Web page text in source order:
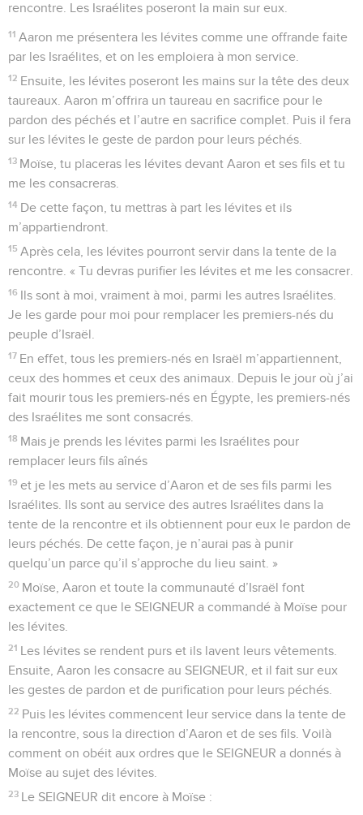
rencontre. Les Israélites poseront la main sur eux.
11 Aaron me présentera les lévites comme une offrande faite
par les Israélites, et on les emploiera à mon service.
12 Ensuite, les lévites poseront les mains sur la tête des deux
taureaux. Aaron m’offrira un taureau en sacrifice pour le
pardon des péchés et l’autre en sacrifice complet. Puis il fera
sur les lévites le geste de pardon pour leurs péchés.
13 Moïse, tu placeras les lévites devant Aaron et ses fils et tu
me les consacreras.
14 De cette façon, tu mettras à part les lévites et ils
m’appartiendront.
15 Après cela, les lévites pourront servir dans la tente de la
rencontre. « Tu devras purifier les lévites et me les consacrer.
16 Ils sont à moi, vraiment à moi, parmi les autres Israélites.
Je les garde pour moi pour remplacer les premiers-nés du
peuple d’Israël.
17 En effet, tous les premiers-nés en Israël m’appartiennent,
ceux des hommes et ceux des animaux. Depuis le jour où j’ai
fait mourir tous les premiers-nés en Égypte, les premiers-nés
des Israélites me sont consacrés.
18 Mais je prends les lévites parmi les Israélites pour
remplacer leurs fils aînés
19 et je les mets au service d’Aaron et de ses fils parmi les
Israélites. Ils sont au service des autres Israélites dans la
tente de la rencontre et ils obtiennent pour eux le pardon de
leurs péchés. De cette façon, je n’aurai pas à punir
quelqu’un parce qu’il s’approche du lieu saint. »
20 Moïse, Aaron et toute la communauté d’Israël font
exactement ce que le SEIGNEUR a commandé à Moïse pour
les lévites.
21 Les lévites se rendent purs et ils lavent leurs vêtements.
Ensuite, Aaron les consacre au SEIGNEUR, et il fait sur eux
les gestes de pardon et de purification pour leurs péchés.
22 Puis les lévites commencent leur service dans la tente de
la rencontre, sous la direction d’Aaron et de ses fils. Voilà
comment on obéit aux ordres que le SEIGNEUR a donnés à
Moïse au sujet des lévites.
23 Le SEIGNEUR dit encore à Moïse :